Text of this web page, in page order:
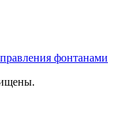
фонтанами